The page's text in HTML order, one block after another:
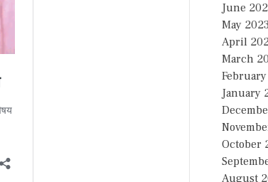
June
May 2023
April
March
January
October
August